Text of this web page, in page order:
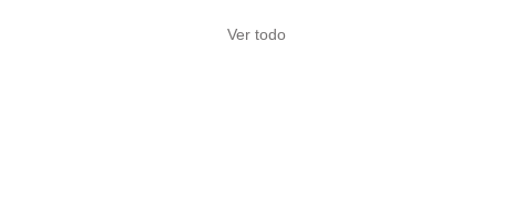
Ver todo